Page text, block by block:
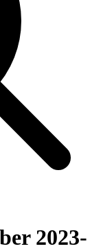
2023-